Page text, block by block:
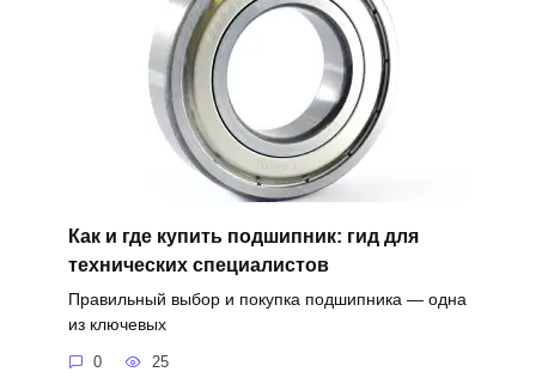
Как и где купить подшипник: гид для
технических специалистов
Правильный выбор и покупка подшипника — одна
из ключевых
0 25